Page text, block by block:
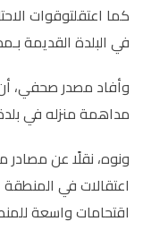
كما اعتقلتوقوات
في البلدة القديمة
وأفاد مصدر صحفي، أن
مداهمة منزله في
ونوه، نقلًا عن مصادر
اعتقالات في المنطقة
اقتحامات واسعة